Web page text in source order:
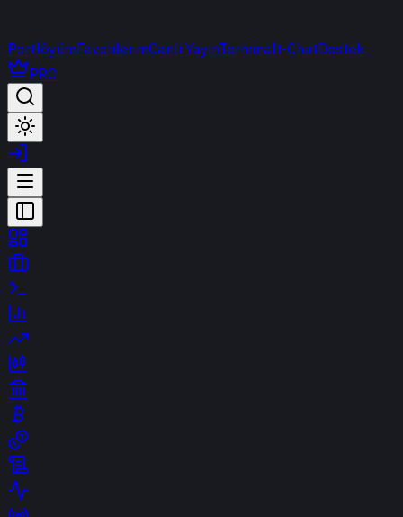
PortföyümFavorilerimCanlı YayınTerminalt-ChatDestek
PRO